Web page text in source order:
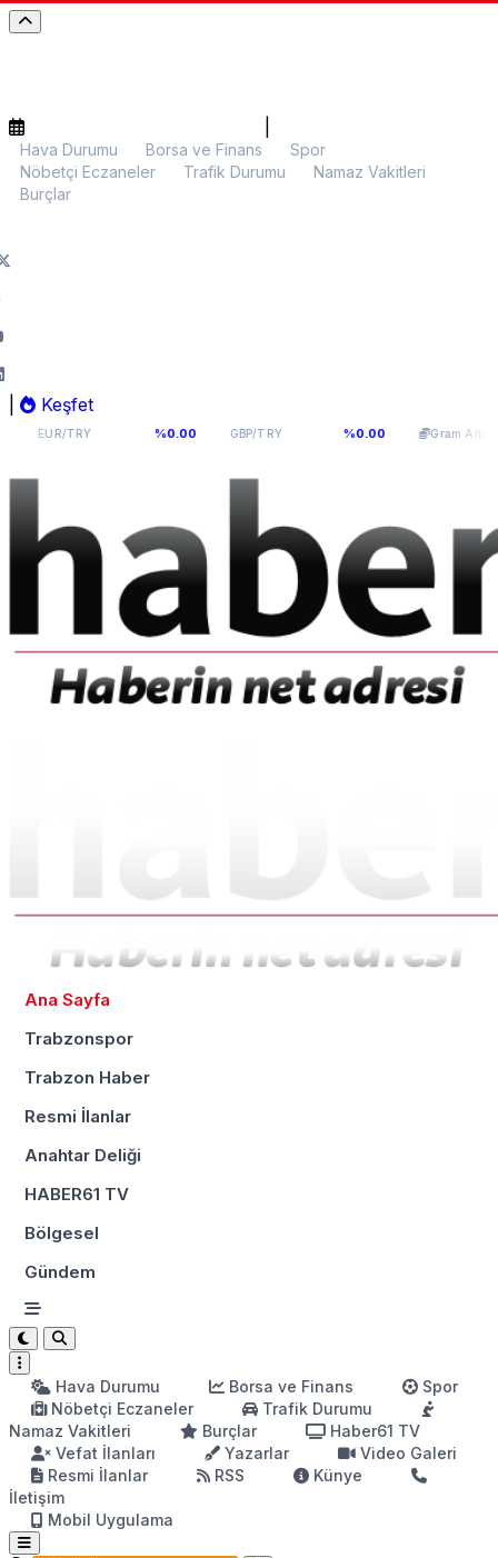
Hava Durumu Borsa ve Finans
Spor
Nöbetçi Eczaneler
Trafik Durumu
Namaz Vakitleri
Burçlar
Keşfet
55,1141 %0.00 GBP/TRY64,2936 %0.00 Gram Altın 6.107,34
Ana Sayfa
Trabzonspor
Trabzon Haber
Resmi İlanlar
Anahtar Deliği
HABER61 TV
Bölgesel
Gündem
Hava Durumu Borsa ve Finans
Spor
Nöbetçi Eczaneler
Trafik Durumu
Namaz Vakitleri
Burçlar
Haber61 TV
Vefat İlanları
Yazarlar
Video Galeri
Resmi İlanlar
RSS
Künye
İletişim
Mobil Uygulama